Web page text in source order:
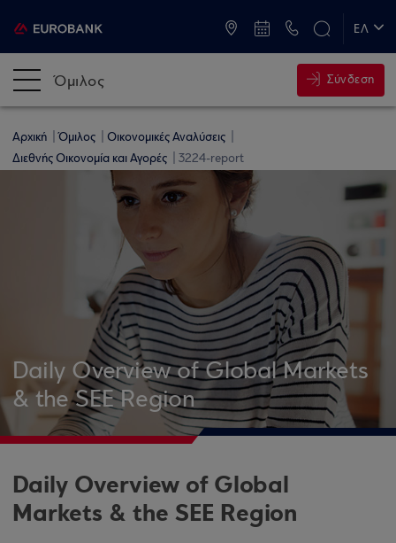
ΕΛ
Όμιλος Σύνδεση
Αρχική Όμιλος
Οικονομικές Αναλύσεις
Διεθνής Οικονομία και Αγορές
3224-report
Daily Overview of Global Markets
& the SEE Region
Daily Overview of Global
Markets & the SEE Region